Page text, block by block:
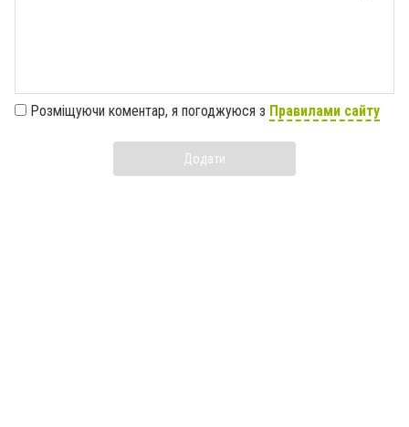
Розміщуючи коментар, я погоджуюся з Правилами сайту
Додати